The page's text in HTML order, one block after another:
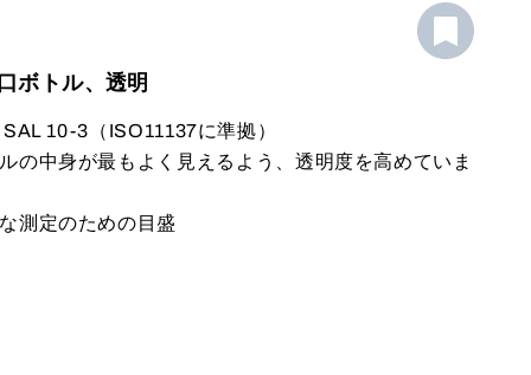
ボトル、透明
10-3（ISO11137に準拠）
の中身が最もよく見えるよう、透明度を高めていま
測定のための目盛